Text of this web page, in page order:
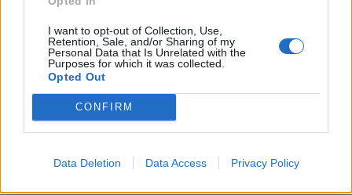
I want to opt-out of Collection, Use,
Retention, Sale, and/or Sharing of my
Personal Data that Is Unrelated with the
Purposes for which it was collected.
Opted Out
CONFIRM
Data Deletion Data Access Privacy Policy